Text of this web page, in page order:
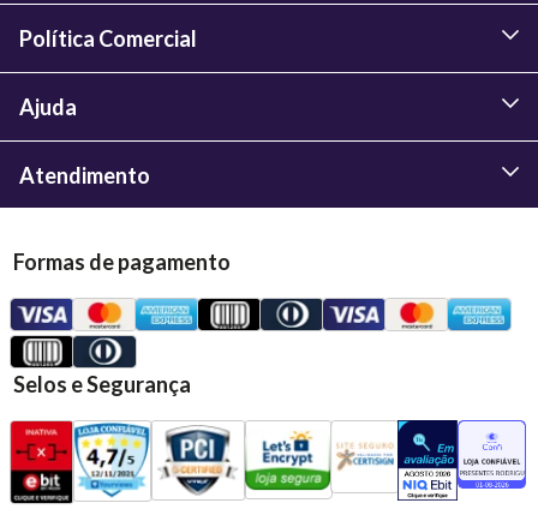
Política Comercial
Ajuda
Atendimento
Formas de pagamento
Selos e Segurança